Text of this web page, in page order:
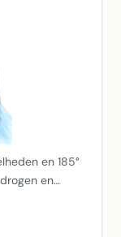
en 185°
en…